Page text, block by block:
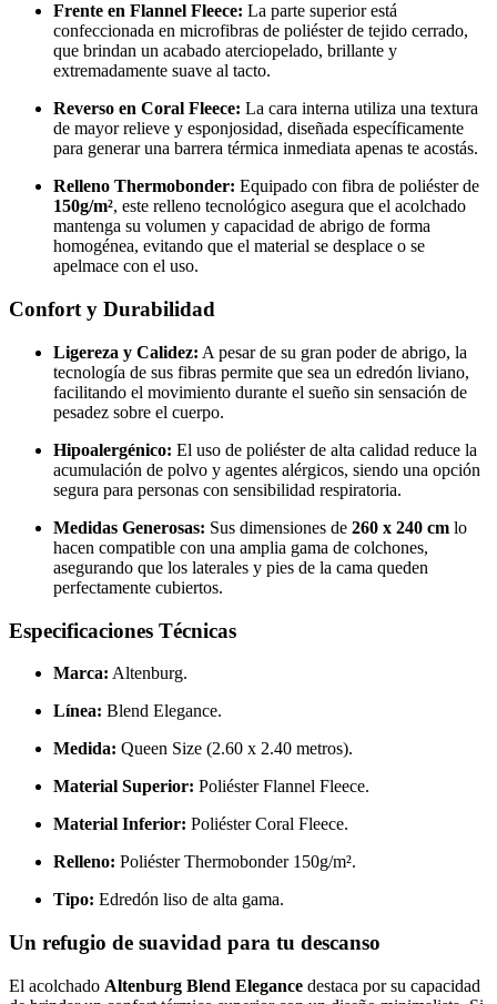
Frente en Flannel Fleece: La parte superior está
confeccionada en microfibras de poliéster de tejido cerrado,
que brindan un acabado aterciopelado, brillante y
extremadamente suave al tacto.
Reverso en Coral Fleece: La cara interna utiliza una textura
de mayor relieve y esponjosidad, diseñada específicamente
para generar una barrera térmica inmediata apenas te acostás.
Relleno Thermobonder: Equipado con fibra de poliéster de
150g/m², este relleno tecnológico asegura que el acolchado
mantenga su volumen y capacidad de abrigo de forma
homogénea, evitando que el material se desplace o se
apelmace con el uso.
Confort y Durabilidad
Ligereza y Calidez: A pesar de su gran poder de abrigo, la
tecnología de sus fibras permite que sea un edredón liviano,
facilitando el movimiento durante el sueño sin sensación de
pesadez sobre el cuerpo.
Hipoalergénico: El uso de poliéster de alta calidad reduce la
acumulación de polvo y agentes alérgicos, siendo una opción
segura para personas con sensibilidad respiratoria.
Medidas Generosas: Sus dimensiones de 260 x 240 cm lo
hacen compatible con una amplia gama de colchones,
asegurando que los laterales y pies de la cama queden
perfectamente cubiertos.
Especificaciones Técnicas
Marca: Altenburg.
Línea: Blend Elegance.
Medida: Queen Size (2.60 x 2.40 metros).
Material Superior: Poliéster Flannel Fleece.
Material Inferior: Poliéster Coral Fleece.
Relleno: Poliéster Thermobonder 150g/m².
Tipo: Edredón liso de alta gama.
Un refugio de suavidad para tu descanso
El acolchado Altenburg Blend Elegance destaca por su capacidad